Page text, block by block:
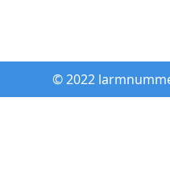
© 2022